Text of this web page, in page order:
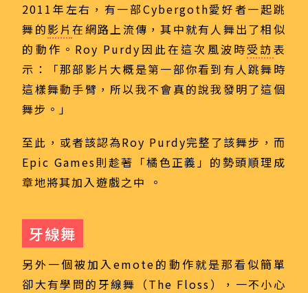
2011年左右，有一部Cybergoth愛好者一起跳
舞的影片在網路上流傳，其中就有人舞出了相似
的動作。Roy Purdy因此在這次風波時受訪表
示：「那部影片大概是第一部你看到有人跳舞時
這樣舞動手臂，所以我不會真的說我發明了這個
舞步。」
至此，或者該認為Roy Purdy完整了該舞步，而
Epic Games則趁著「橘色正義」的勢頭順理成
章地將其加入遊戲之中 。
牙線舞
另外一個被加入emote的動作就是那看似簡單
卻大有學問的牙線舞（The Floss），一不小心